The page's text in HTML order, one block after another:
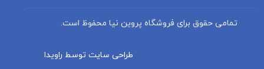
تمامی حقوق برای فروشگاه پروین نیا محفوظ است.
طراحی سایت توسط راویدا